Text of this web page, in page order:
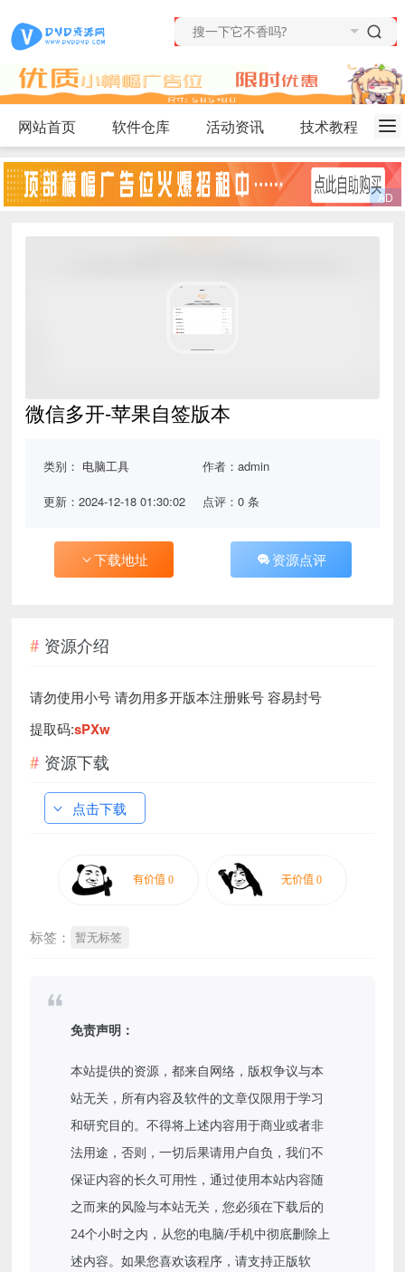
网站首页 软件仓库 活动资讯 技术教程
微信多开-苹果自签版本
类别： 电脑工具 作者：admin
更新：2024-12-18 01:30:02 点评：0 条
下载地址 资源点评
资源介绍
请勿使用小号 请勿用多开版本注册账号 容易封号
提取码:sPXw
资源下载
点击下载
标签： 暂无标签
免责声明：
本站提供的资源，都来自网络，版权争议与本
站无关，所有内容及软件的文章仅限用于学习
和研究目的。不得将上述内容用于商业或者非
法用途，否则，一切后果请用户自负，我们不
保证内容的长久可用性，通过使用本站内容随
之而来的风险与本站无关，您必须在下载后的
24个小时之内，从您的电脑/手机中彻底删除上
述内容。如果您喜欢该程序，请支持正版软